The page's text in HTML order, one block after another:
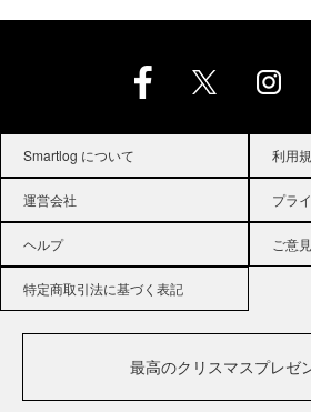
Smartlog について 利用
運営会社 プラ
ヘルプ ご意
特定商取引法に基づく表記
最高のクリスマスプレゼ